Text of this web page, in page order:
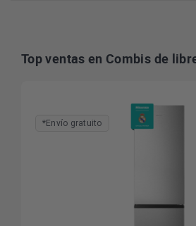
Top ventas en Combis de
*Envío gratuito